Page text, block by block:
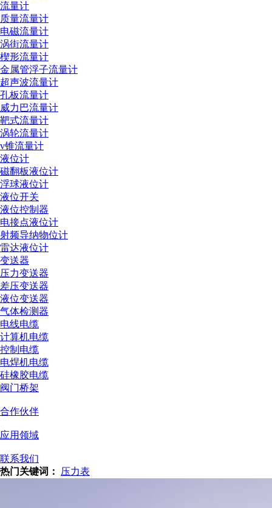
流量计
质量流量计
电磁流量计
涡街流量计
楔形流量计
金属管浮子流量计
超声波流量计
孔板流量计
威力巴流量计
靶式流量计
涡轮流量计
v锥流量计
液位计
磁翻板液位计
浮球液位计
液位开关
液位控制器
电接点液位计
射频导纳物位计
雷达液位计
变送器
压力变送器
差压变送器
液位变送器
气体检测器
电线电缆
计算机电缆
控制电缆
电焊机电缆
硅橡胶电缆
阀门桥架
合作伙伴
应用领域
联系我们
热门关键词：
压力表